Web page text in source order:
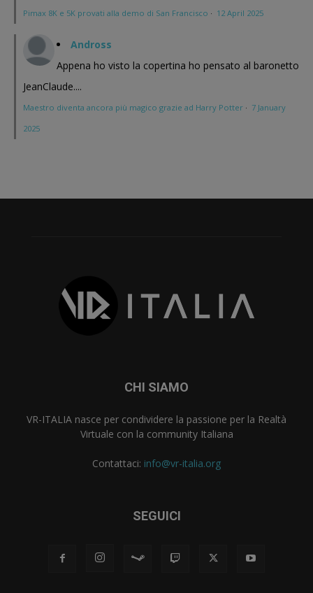
Pimax 8K e 5K provati alla demo di San Francisco · 12 April 2025
Andross
Appena ho visto la copertina ho pensato al baronetto
JeanClaude....
Maestro diventa ancora più magico grazie ad Harry Potter · 7 January
2025
CHI SIAMO
VR-ITALIA nasce per condividere la passione per la Realtà
Virtuale con la community Italiana
Contattaci: info@vr-italia.org
SEGUICI